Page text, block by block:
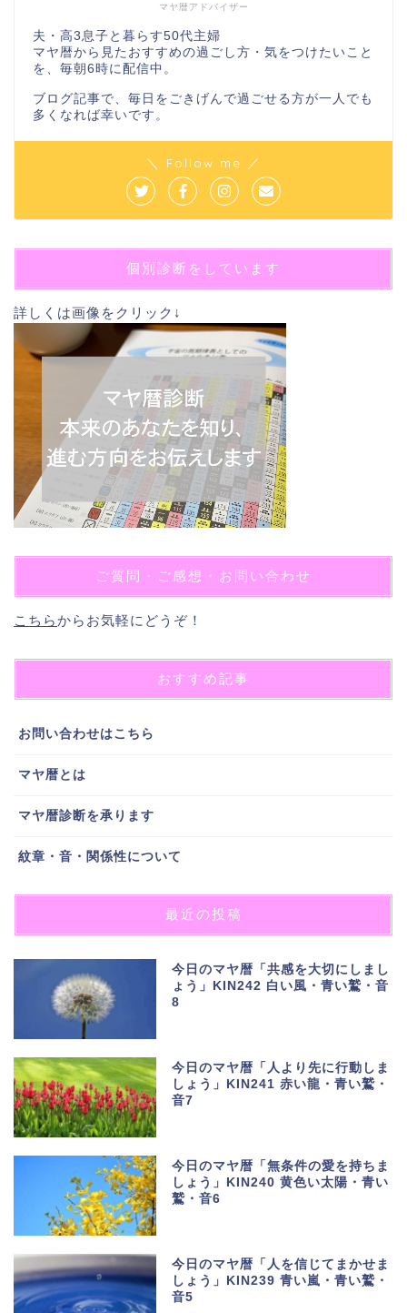
マヤ暦アドバイザー
夫・高3息子と暮らす50代主婦
マヤ暦から見たおすすめの過ごし方・気をつけたいこと
を、毎朝6時に配信中。
ブログ記事で、毎日をごきげんで過ごせる方が一人でも
多くなれば幸いです。
＼ Follow me ／
個別診断をしています
詳しくは画像をクリック↓
ご質問・ご感想・お問い合わせ
こちらからお気軽にどうぞ！
おすすめ記事
お問い合わせはこちら
マヤ暦とは
マヤ暦診断を承ります
紋章・音・関係性について
最近の投稿
今日のマヤ暦「共感を大切にしまし
ょう」KIN242 白い風・青い鷲・音
8
今日のマヤ暦「人より先に行動しま
しょう」KIN241 赤い龍・青い鷲・
音7
今日のマヤ暦「無条件の愛を持ちま
しょう」KIN240 黄色い太陽・青い
鷲・音6
今日のマヤ暦「人を信じてまかせま
しょう」KIN239 青い嵐・青い鷲・
音5